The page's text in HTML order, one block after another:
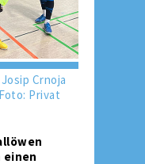
Crnoja
Privat